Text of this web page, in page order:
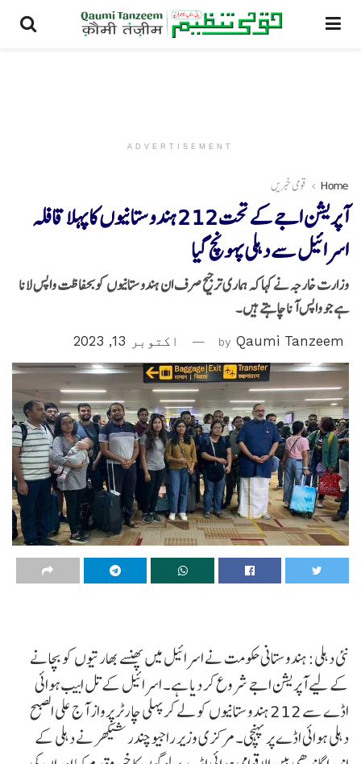
ADVERTISEMENT
Home قومی خبریں
آپریشن اجےکے تحت212ہندوستانیوں کا پہلا قافلہ
اسرائیل سے دہلی پہونچ گیا
وزارت خارجہ نے کہا کہ ہماری ترجیح صرف ان ہندوستانیوں کو بحفاظت واپس لانا
ہے جو واپس آنا چاہتے ہیں۔
by Qaumi Tanzeem اکتوبر 13, 2023
نئی دہلی: ہندوستانی حکومت نے اسرائیل میں پھنسے بھارتیوں کو بچانے
کے لیے آپریشن اجے شروع کر دیا ہے۔ اسرائیل کے تل ابیب ہوائی
اڈے سے 212 ہندوستانیوں کو لے کر پہلی چارٹر پرواز آج علی الصبح
دہلی ہوائی اڈے پر پہنچی۔ مرکزی وزیر راجیو چندر شیکھر نے دہلی کے